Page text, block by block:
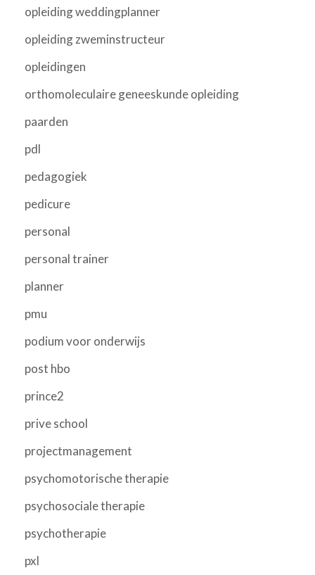
opleiding weddingplanner
opleiding zweminstructeur
opleidingen
orthomoleculaire geneeskunde opleiding
paarden
pdl
pedagogiek
pedicure
personal
personal trainer
planner
pmu
podium voor onderwijs
post hbo
prince2
prive school
projectmanagement
psychomotorische therapie
psychosociale therapie
psychotherapie
pxl